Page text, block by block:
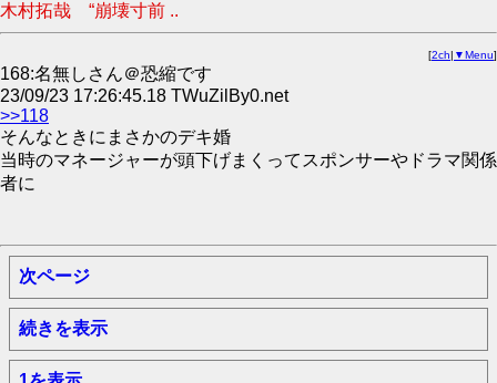
木村拓哉 “崩壊寸前 ..
[2ch| ▼Menu]
168:名無しさん＠恐縮です
23/09/23 17:26:45.18 TWuZilBy0.net
>>118
そんなときにまさかのデキ婚
当時のマネージャーが頭下げまくってスポンサーやドラマ関係
者に
次ページ
続きを表示